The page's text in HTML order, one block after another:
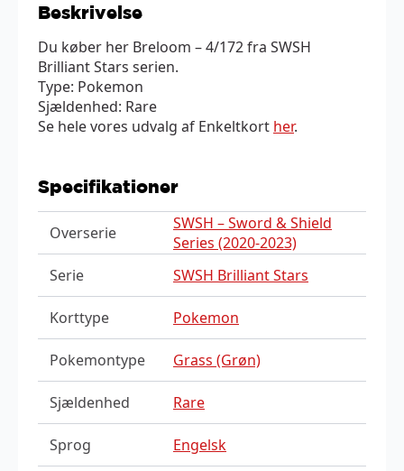
Beskrivelse
Du køber her Breloom – 4/172 fra SWSH
Brilliant Stars serien.
Type: Pokemon
Sjældenhed: Rare
Se hele vores udvalg af Enkeltkort her.
Specifikationer
Overserie
SWSH – Sword & Shield
Series (2020-2023)
Serie
SWSH Brilliant Stars
Korttype Pokemon
Pokemontype Grass (Grøn)
Sjældenhed Rare
Sprog Engelsk